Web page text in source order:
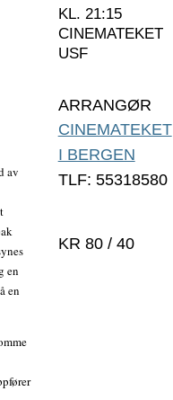
av
en
en
KL. 21:15
CINEMATEKET
USF
ARRANGØR
CINEMATEKET
I BERGEN
TLF: 55318580
KR 80 / 40